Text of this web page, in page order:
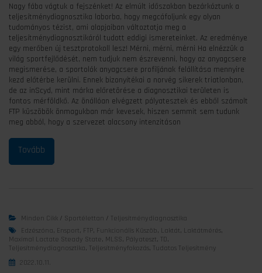
Nagy fába vágtuk a fejszénket! Az elmúlt időszakban bezárkóztunk a
teljesítménydiagnosztika laborba, hogy megcáfoljunk egy olyan
tudományos tézist, ami alapjaiban változtatja meg a
teljesítménydiagnosztikáról tudott eddigi ismereteinket. Az eredménye
egy merőben új tesztprotokoll lesz! Mérni, mérni, mérni Ha elnézzük a
világ sportfejlődését, nem tudjuk nem észrevenni, hogy az anyagcsere
megismerése, a sportolók anyagcsere profiljának felállítása mennyire
kezd előtérbe kerülni. Ennek bizonyítékai a norvég sikerek triatlonban,
de az inScyd, mint márka előretörése a diagnosztikai területen is
fontos mérföldkő. Az önállóan elvégzett pályatesztek és ebből számolt
FTP küszöbök önmagukban már kevesek, hiszen semmit sem tudunk
meg abból, hogy a szervezet alacsony intenzitáson
Minden Cikk / Sportélettan / Teljesítménydiagnosztika
Edzészóna, Ensport , FTP , Funkcionális Küszöb , Laktát , Laktátmérés,
Maximal Lactate Steady State , MLSS, Pályateszt , TD ,
Teljesítménydiagnosztika, Teljesítményfokozás, Tudatos Teljesítmény
2022.10.11.